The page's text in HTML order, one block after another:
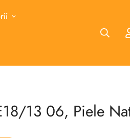
13 06, Piele